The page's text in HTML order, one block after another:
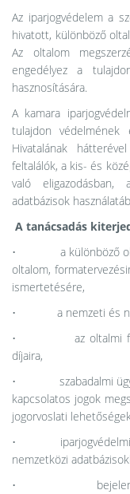
Az iparjogvédelem a
hivatott, különböző
Az oltalom
engedélyez a
hasznosítására.
A kamara
tulajdon védelmének
Hivatalának
feltalálók, a kis- és
való eligazodásban,
adatbázisok
A tanácsadás
• a különböző
oltalom,
ismertetésére,
• a nemzeti és
• az oltalmi
díjaira,
• szabadalmi
kapcsolatos jogok
jogorvoslati
• iparjogvédelmi
nemzetközi
• bejelentési